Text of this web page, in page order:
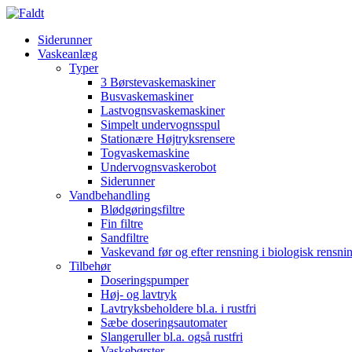
Siderunner
Vaskeanlæg
Typer
3 Børstevaskemaskiner
Busvaskemaskiner
Lastvognsvaskemaskiner
Simpelt undervognsspul
Stationære Højtryksrensere
Togvaskemaskine
Undervognsvaskerobot
Siderunner
Vandbehandling
Blødgøringsfiltre
Fin filtre
Sandfiltre
Vaskevand før og efter rensning i biologisk
Tilbehør
Doseringspumper
Høj- og lavtryk
Lavtryksbeholdere bl.a. i rustfri
Sæbe doseringsautomater
Slangeruller bl.a. også rustfri